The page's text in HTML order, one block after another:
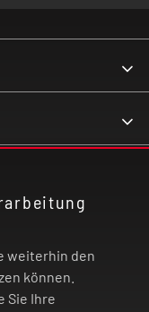
weiterhin den
können.
Sie Ihre